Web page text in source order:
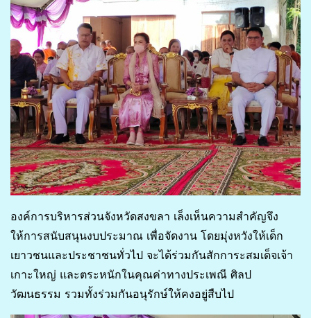
องค์การบริหารส่วนจังหวัดสงขลา เล็งเห็นความสำคัญจึง
ให้การสนับสนุนงบประมาณ เพื่อจัดงาน โดยมุ่งหวังให้เด็ก
เยาวชนและประชาชนทั่วไป จะได้ร่วมกันสักการะสมเด็จเจ้า
เกาะใหญ่ และตระหนักในคุณค่าทางประเพณี ศิลป
วัฒนธรรม รวมทั้งร่วมกันอนุรักษ์ให้คงอยู่สืบไป